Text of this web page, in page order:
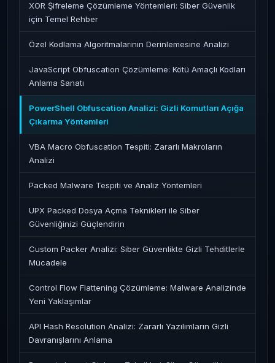
XOR Şifreleme Çözümleme Yöntemleri: Siber Güvenlik
için Temel Rehber
Özel Kodlama Algoritmalarının Derinlemesine Analizi
JavaScript Obfuscation Çözümleme: Kötü Amaçlı Kodları
Anlama Sanatı
PowerShell Obfuscation Analizi: Gizli Komutları Açığa
Çıkarma Yöntemleri
VBA Macro Obfuscation Tespiti: Zararlı Makroların
Analizi
Packed Malware Tespiti ve Analiz Yöntemleri
UPX Packed Dosya Açma Teknikleri ile Siber
Güvenliğinizi Güçlendirin
Custom Packer Analizi: Siber Güvenlikte Gizli Tehditlerle
Mücadele
Control Flow Flattening Çözümleme: Malware Analizinde
Yeni Yaklaşımlar
API Hash Resolution Analizi: Zararlı Yazılımların Gizli
Davranışlarını Anlama